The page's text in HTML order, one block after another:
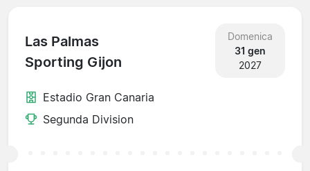
Las Palmas
Sporting Gijon
Domenica
31 gen
2027
Estadio Gran Canaria
Segunda Division